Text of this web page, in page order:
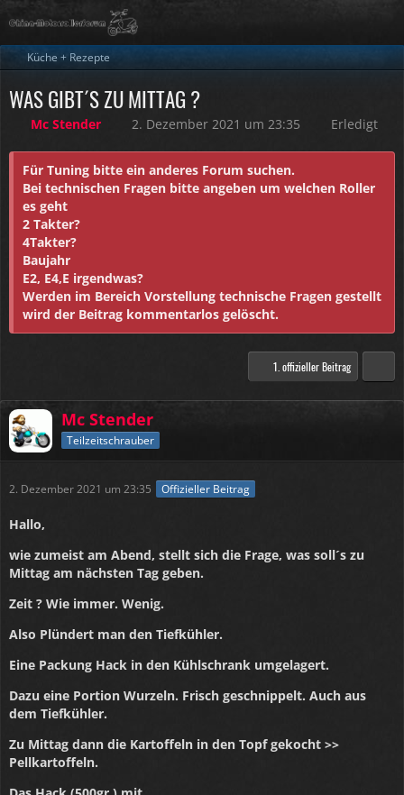
Küche + Rezepte
WAS GIBT´S ZU MITTAG ?
Mc Stender 2. Dezember 2021 um 23:35 Erledigt
Für Tuning bitte ein anderes Forum suchen.
Bei technischen Fragen bitte angeben um welchen Roller
es geht
2 Takter?
4Takter?
Baujahr
E2, E4,E irgendwas?
Werden im Bereich Vorstellung technische Fragen gestellt
wird der Beitrag kommentarlos gelöscht.
1. offizieller Beitrag
Mc Stender
Teilzeitschrauber
2. Dezember 2021 um 23:35 Offizieller Beitrag
Hallo,
wie zumeist am Abend, stellt sich die Frage, was soll´s zu
Mittag am nächsten Tag geben.
Zeit ? Wie immer. Wenig.
Also Plündert man den Tiefkühler.
Eine Packung Hack in den Kühlschrank umgelagert.
Dazu eine Portion Wurzeln. Frisch geschnippelt. Auch aus
dem Tiefkühler.
Zu Mittag dann die Kartoffeln in den Topf gekocht >>
Pellkartoffeln.